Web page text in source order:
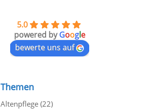
5.0
powered byGoogle
bewerte uns auf
Themen
Altenpflege (22)